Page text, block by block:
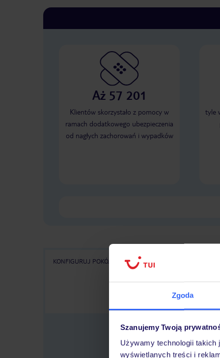
Zgoda
Szanujemy Twoją
Używamy technologii
wyświetlanych treści i
Aż 57 201
Klientów skorzystało z pomocy w
ramach dodatkowego ubezpieczenia
od nagłych zachorowań i wypadków
tyle
KONFIGURUJ POKÓJ WSZYSTKIE OFERTY